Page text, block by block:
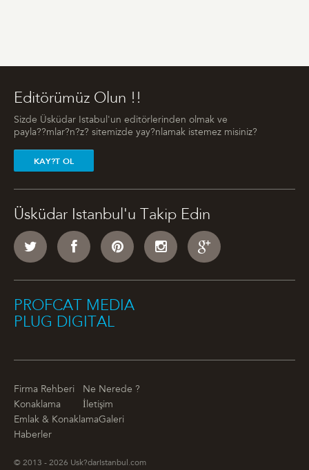
Editörümüz Olun !!
Sizde Üsküdar Istabul'un editörlerinden olmak ve
payla??mlar?n?z? sitemizde yay?nlamak istemez misiniz?
KAY?T OL
Üsküdar Istanbul'u Takip Edin
PROFCAT MEDIA
PLUG DIGITAL
Firma Rehberi
Ne Nerede ?
Konaklama
İletişim
Emlak & KonaklamaGaleri
Haberler
© 2013 - 2026 Usk?darIstanbul.com